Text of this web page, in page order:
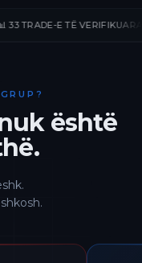
E TË VERIFIKUARA 📈
është